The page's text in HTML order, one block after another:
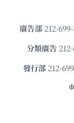
廣告部212-699-
分類廣告
發⾏部 212-